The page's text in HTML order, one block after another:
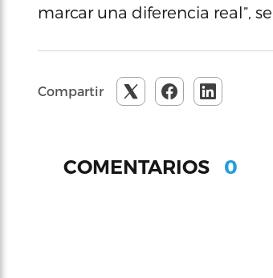
marcar una diferencia real”,
Compartir
COMENTARIOS 0